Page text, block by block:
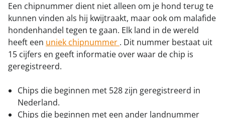
Een chipnummer dient niet alleen om je hond terug te
kunnen vinden als hij kwijtraakt, maar ook om malafide
hondenhandel tegen te gaan. Elk land in de wereld
heeft een uniek chipnummer . Dit nummer bestaat uit
15 cijfers en geeft informatie over waar de chip is
geregistreerd.
Chips die beginnen met 528 zijn geregistreerd in
Nederland.
Chips die beginnen met een ander landnummer